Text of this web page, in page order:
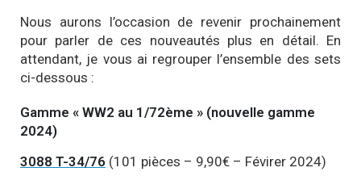
Nous aurons l’occasion de revenir prochainement
pour parler de ces nouveautés plus en détail. En
attendant, je vous ai regrouper l’ensemble des sets
ci-dessous :
Gamme « WW2 au 1/72ème » (nouvelle gamme
2024)
3088 T-34/76 (101 pièces – 9,90€ – Févirer 2024)